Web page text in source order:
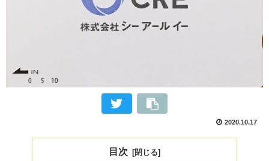
2020.10.17
目次